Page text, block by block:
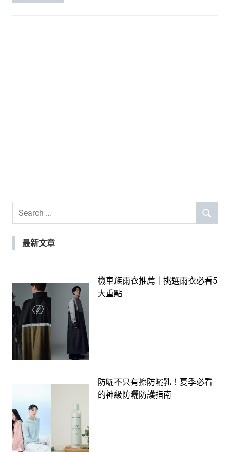
Search
SEARCH
最新文章
機車族雨衣推薦｜挑選雨衣必看5
大重點
防曬不只有擦防曬乳！夏季必看
的神級防曬防護指南